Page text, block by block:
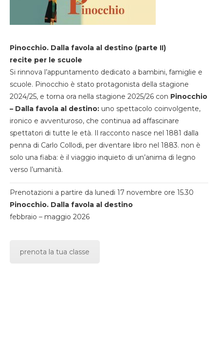
Pinocchio. Dalla favola al destino (parte II)
recite per le scuole
Si rinnova l’appuntamento dedicato a bambini, famiglie e
scuole. Pinocchio è stato protagonista della stagione
2024/25, e torna ora nella stagione 2025/26 con Pinocchio
– Dalla favola al destino: uno spettacolo coinvolgente,
ironico e avventuroso, che continua ad affascinare
spettatori di tutte le età. Il racconto nasce nel 1881 dalla
penna di Carlo Collodi, per diventare libro nel 1883. non è
solo una fiaba: è il viaggio inquieto di un’anima di legno
verso l’umanità.
Prenotazioni a partire da lunedi 17 novembre ore 15.30
Pinocchio. Dalla favola al destino
febbraio – maggio 2026
prenota la tua classe